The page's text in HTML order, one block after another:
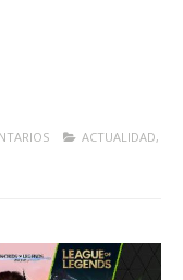
ACTUALIDAD,